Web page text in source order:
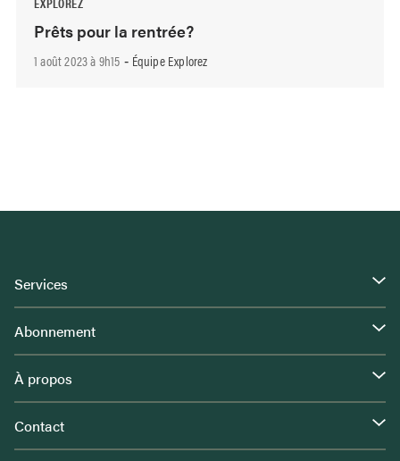
Prêts pour la rentrée?
1 août 2023 à 9h15 - Équipe Explorez
Services
Abonnement
À propos
Contact